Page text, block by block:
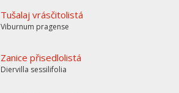
Tušalaj vrásčitolistá
Viburnum pragense
Zanice přisedlolistá
Diervilla sessilifolia